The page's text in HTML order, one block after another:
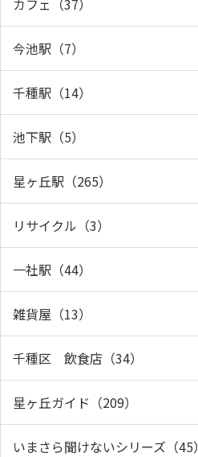
カフェ（37）
今池駅（7）
千種駅（14）
池下駅（5）
星ヶ丘駅（265）
リサイクル（3）
一社駅（44）
雑貨屋（13）
千種区 飲食店（34）
星ヶ丘ガイド（209）
いまさら聞けないシリーズ（45）